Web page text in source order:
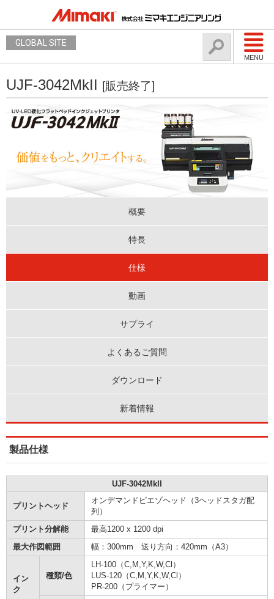
MENU
GLOBAL SITE
UJF-3042MkII [販売終了]
概要
特長
仕様
動画
サプライ
よくあるご質問
ダウンロード
新着情報
製品仕様
UJF-3042MkII
プリントヘッド
オンデマンドピエゾヘッド（3ヘッドスタガ配
列）
プリント分解能
最高1200 x 1200 dpi
最大作図範囲
幅：300mm 送り方向：420mm（A3）
イン
ク
種類/色
LH-100（C,M,Y,K,W,Cl）
LUS-120（C,M,Y,K,W,Cl）
PR-200（プライマー）